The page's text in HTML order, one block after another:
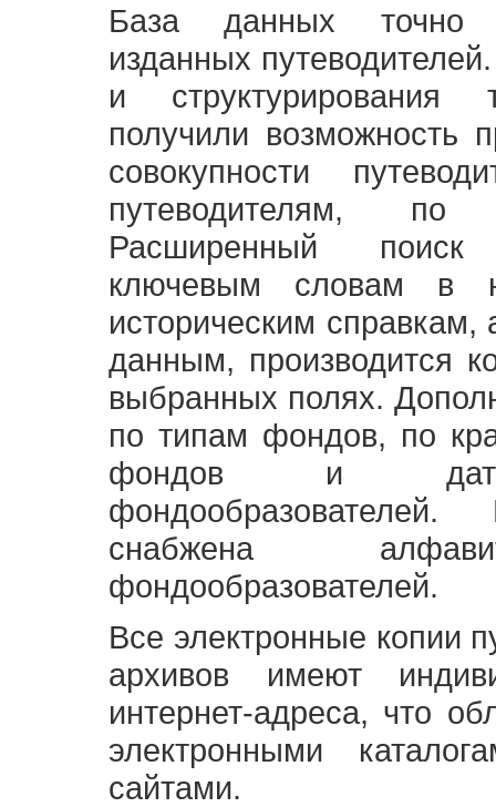
База данных точно
изданных
и структурирования
получили возможность
совокупности
путеводителям,
Расширенный
ключевым словам в
историческим
данным, производится
выбранных полях.
по типам фондов, по
фондов и
снабжена
фондообразователей.
Все электронные копии
архивов имеют
интернет-адреса, что
электронными
сайтами.